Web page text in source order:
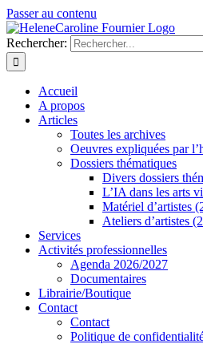
Passer au contenu
Rechercher:
Accueil
A propos
Articles
Toutes les archives
Oeuvres expliquées par
Dossiers thématiques
Divers dossiers
L’IA dans les arts
Matériel d’artistes
Ateliers d’artistes
Services
Activités professionnelles
Agenda 2026/2027
Documentaires
Librairie/Boutique
Contact
Contact
Politique de